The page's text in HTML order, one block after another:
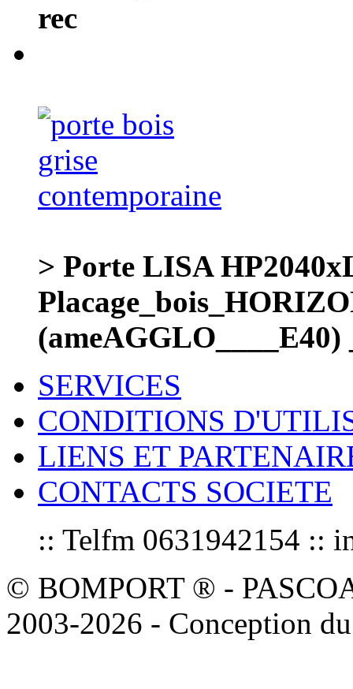
rec
> Porte LISA
(ameAGGLO____E40)
SERVICES
CONDITIONS
LIENS ET
CONTACTS SOCIETE
:: Telfm 0631942154 ::
© BOMPORT ® -
2003-2026 - Conception